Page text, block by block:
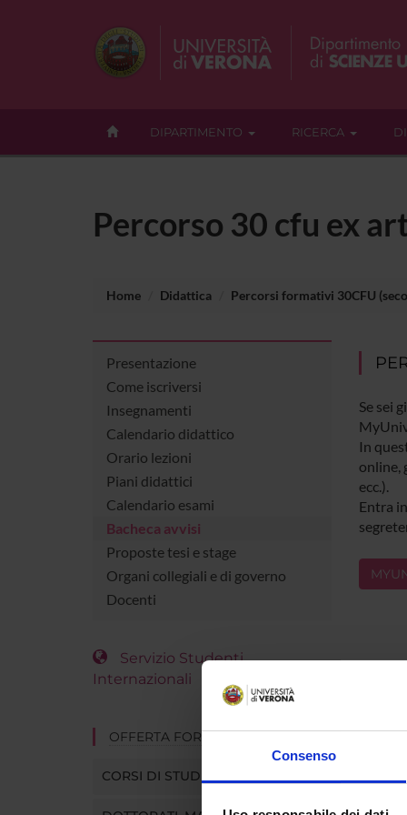
Consenso
DIPARTIMENTO RICERCA
Percorso 30 cfu ex
Home Didattica Percorsi formativi 30CFU
Presentazione
Come iscriversi
Insegnamenti
Calendario didattico
Orario lezioni
Piani didattici
Calendario esami
Bacheca avvisi
Proposte tesi e stage
Organi collegiali e di governo
Docenti
Servizio Studenti
Internazionali
OFFERTA FORMATIVA
CORSI DI STUDIO
Se sei
In
online,
ecc.).
Entra